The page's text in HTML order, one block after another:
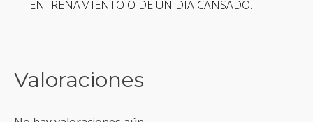
ENTRENAMIENTO O DE UN DIA CANSADO.
Valoraciones